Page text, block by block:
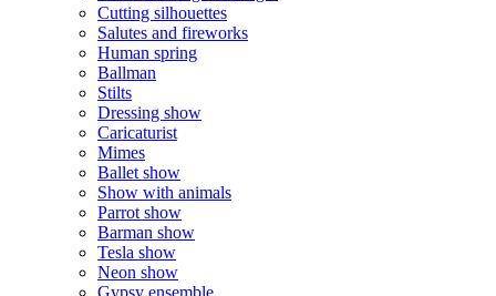
Cutting silhouettes
Salutes and fireworks
Human spring
Ballman
Stilts
Dressing show
Caricaturist
Mimes
Ballet show
Show with animals
Parrot show
Barman show
Tesla show
Neon show
Gypsy ensemble